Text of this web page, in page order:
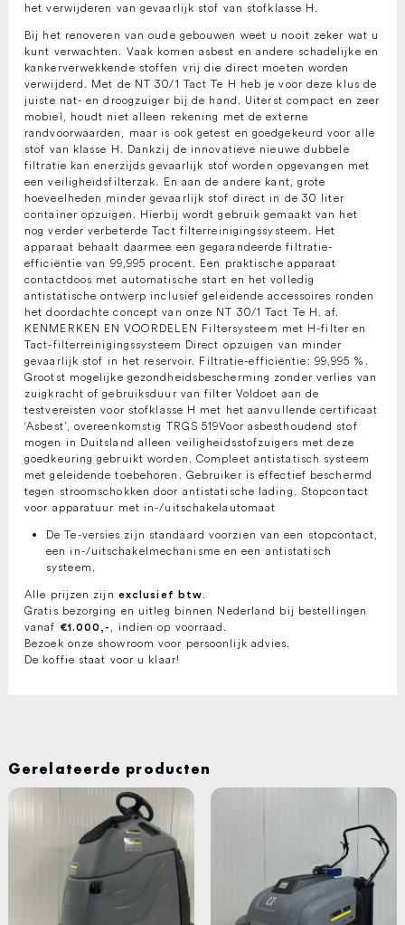
het verwijderen van gevaarlijk stof van stofklasse H.
Bij het renoveren van oude gebouwen weet u nooit zeker wat u
kunt verwachten. Vaak komen asbest en andere schadelijke en
kankerverwekkende stoffen vrij die direct moeten worden
verwijderd. Met de NT 30/1 Tact Te H heb je voor deze klus de
juiste nat- en droogzuiger bij de hand. Uiterst compact en zeer
mobiel, houdt niet alleen rekening met de externe
randvoorwaarden, maar is ook getest en goedgekeurd voor alle
stof van klasse H. Dankzij de innovatieve nieuwe dubbele
filtratie kan enerzijds gevaarlijk stof worden opgevangen met
een veiligheidsfilterzak. En aan de andere kant, grote
hoeveelheden minder gevaarlijk stof direct in de 30 liter
container opzuigen. Hierbij wordt gebruik gemaakt van het
nog verder verbeterde Tact filterreinigingssysteem. Het
apparaat behaalt daarmee een gegarandeerde filtratie-
efficiëntie van 99,995 procent. Een praktische apparaat
contactdoos met automatische start en het volledig
antistatische ontwerp inclusief geleidende accessoires ronden
het doordachte concept van onze NT 30/1 Tact Te H. af.
KENMERKEN EN VOORDELEN Filtersysteem met H-filter en
Tact-filterreinigingssysteem Direct opzuigen van minder
gevaarlijk stof in het reservoir. Filtratie-efficiëntie: 99,995 %.
Grootst mogelijke gezondheidsbescherming zonder verlies van
zuigkracht of gebruiksduur van filter Voldoet aan de
testvereisten voor stofklasse H met het aanvullende certificaat
‘Asbest’, overeenkomstig TRGS 519Voor asbesthoudend stof
mogen in Duitsland alleen veiligheidsstofzuigers met deze
goedkeuring gebruikt worden. Compleet antistatisch systeem
met geleidende toebehoren. Gebruiker is effectief beschermd
tegen stroomschokken door antistatische lading. Stopcontact
voor apparatuur met in-/uitschakelautomaat
De Te-versies zijn standaard voorzien van een stopcontact,
een in-/uitschakelmechanisme en een antistatisch
systeem.
Alle prijzen zijn exclusief btw.
Gratis bezorging en uitleg binnen Nederland bij bestellingen
vanaf €1.000,- , indien op voorraad.
Bezoek onze showroom voor persoonlijk advies.
De koffie staat voor u klaar!
Gerelateerde producten